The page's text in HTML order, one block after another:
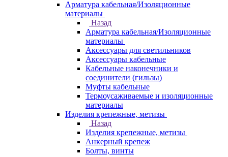
Арматура кабельная/Изоляционные
материалы
Назад
Арматура кабельная/Изоляционные
материалы
Аксессуары для светильников
Аксессуары кабельные
Кабельные наконечники и
соединители (гильзы)
Муфты кабельные
Термоусаживаемые и изоляционные
материалы
Изделия крепежные, метизы
Назад
Изделия крепежные, метизы
Анкерный крепеж
Болты, винты